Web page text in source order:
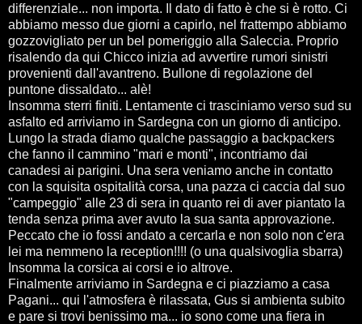
differenziale... non importa. Il dato di fatto è che si è rotto. Ci
abbiamo messo due giorni a capirlo, nel frattempo abbiamo
gozzovigliato per un bel pomeriggio alla Saleccia. Proprio
risalendo da qui Chicco inizia ad avvertire rumori sinistri
provenienti dall'avantreno. Bullone di regolazione del
puntone dissaldato... alè!
Insomma sterri finiti. Lentamente ci trasciniamo verso sud su
asfalto ed arriviamo in Sardegna con un giorno di anticipo.
Lungo la strada diamo qualche passaggio a backpackers
che fanno il cammino "mari e monti", incontriamo dai
canadesi ai parigini. Una sera veniamo anche in contatto
con la squisita ospitalità corsa, una pazza ci caccia dal suo
"campeggio" alle 23 di sera in quanto rei di aver piantato la
tenda senza prima aver avuto la sua santa approvazione.
Peccato che io fossi andato a cercarla e non solo non c'era
lei ma nemmeno la reception!!!! (o una qualsivoglia sbarra)
Insomma la corsica ai corsi e io altrove.
Finalmente arriviamo in Sardegna e ci piazziamo a casa
Pagani... qui l'atmosfera è rilassata, Gus si ambienta subito
e pare si trovi benissimo ma... io sono come una fiera in